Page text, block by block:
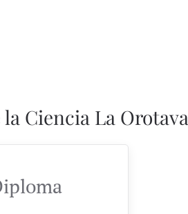
Ciencia La Orotava